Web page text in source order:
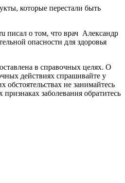
которые перестали быть
писал о том, что врач Александр
опасности для здоровья
в справочных целях. О
действиях спрашивайте у
обстоятельствах не занимайтесь
заболевания обратитесь